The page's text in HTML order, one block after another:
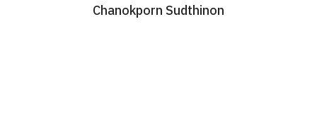
Chanokporn Sudthinon